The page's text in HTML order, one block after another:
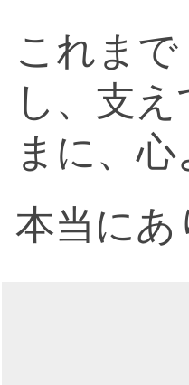
これま
し、支
まに、
本当に